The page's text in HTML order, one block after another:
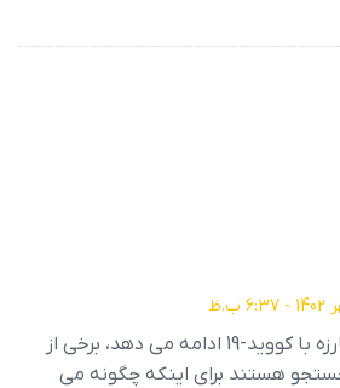
در حالی که جهان به مبارزه با کووید-19 ادامه می دهد، برخی از
هستند برای اینکه چگونه می